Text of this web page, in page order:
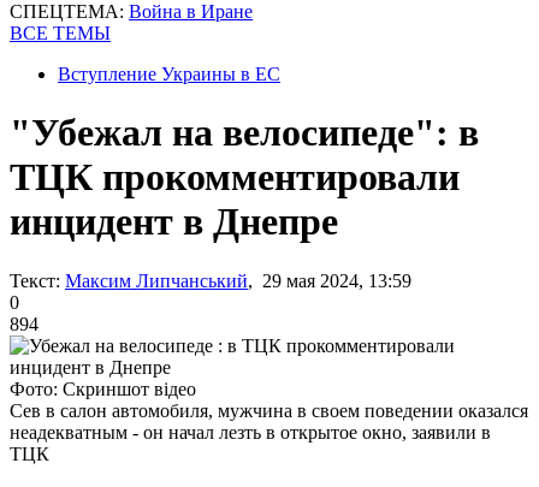
СПЕЦТЕМА: Война в Иране
ВСЕ ТЕМЫ
Вступление Украины в ЕС
"Убежал на велосипеде": в
ТЦК прокомментировали
инцидент в Днепре
Текст: Максим Липчанський, 29 мая 2024, 13:59
0
894
Фото: Скриншот відео
Сев в салон автомобиля, мужчина в своем поведении оказался
неадекватным - он начал лезть в открытое окно, заявили в
ТЦК